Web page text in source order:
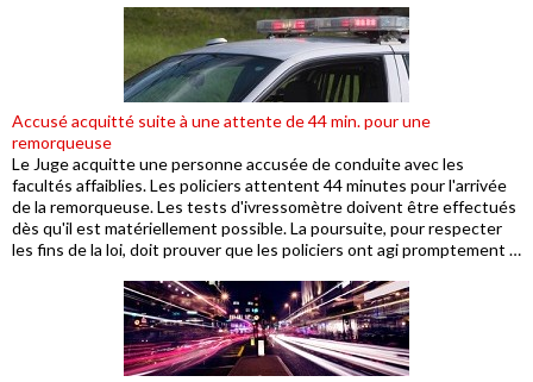
Accusé acquitté suite à une attente de 44 min. pour une
remorqueuse
Le Juge acquitte une personne accusée de conduite avec les
facultés affaiblies. Les policiers attentent 44 minutes pour l'arrivée
de la remorqueuse. Les tests d'ivressomètre doivent être effectués
dès qu'il est matériellement possible. La poursuite, pour respecter
les fins de la loi, doit prouver que les policiers ont agi promptement …